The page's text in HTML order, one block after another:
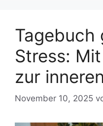
Tagebuch
Stress:
zur
November 10, 2025